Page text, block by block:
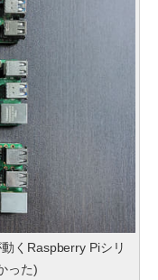
くRaspberry Piシリ
った)